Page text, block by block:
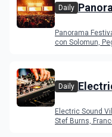
Daily
Panorama
con Solomun,
Daily
Electric Sound
Stef Burns,